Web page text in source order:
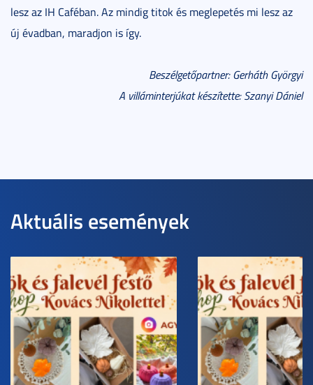
lesz az IH Caféban. Az mindig titok és meglepetés mi lesz az
új évadban, maradjon is így.
Beszélgetőpartner: Gerháth Györgyi
A villáminterjúkat készítette: Szanyi Dániel
Aktuális események